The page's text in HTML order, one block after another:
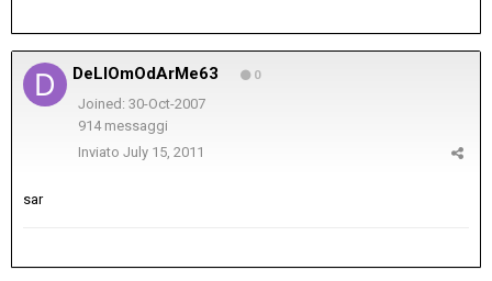
DeLlOmOdArMe63 0
Joined: 30-Oct-2007
914 messaggi
Inviato July 15, 2011
sar